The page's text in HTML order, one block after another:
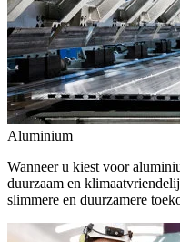
Aluminium
Wanneer u kiest voor
duurzaam en
slimmere en duurzamere